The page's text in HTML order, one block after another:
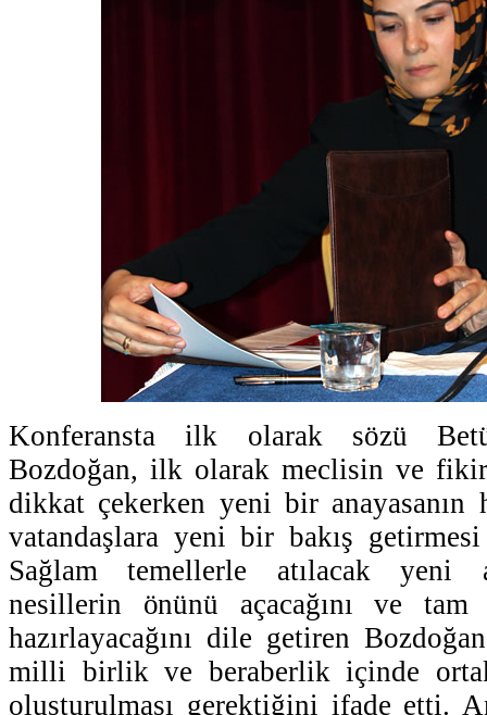
Konferansta ilk olarak sözü
Bozdoğan, ilk olarak meclisin ve
dikkat çekerken yeni bir anayasanın
vatandaşlara yeni bir bakış
Sağlam temellerle atılacak yeni
nesillerin önünü açacağını ve tam
hazırlayacağını dile getiren
milli birlik ve beraberlik içinde
oluşturulması gerektiğini ifade etti.